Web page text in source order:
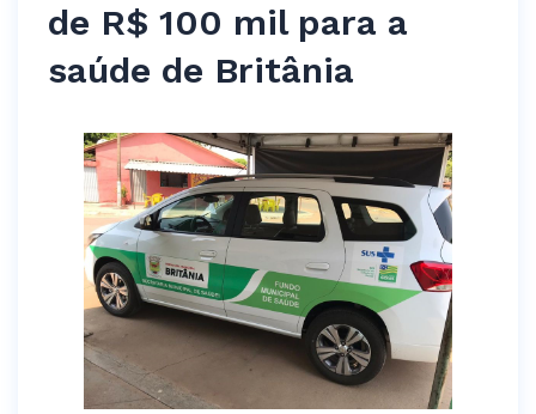
de R$ 100 mil para a
saúde de Britânia